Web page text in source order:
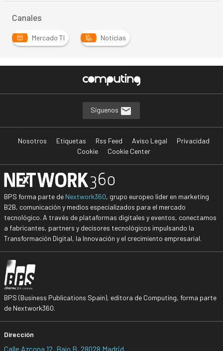
Canales
Mercado TI Noticias
Síguenos
Nosotros Etiquetas Rss Feed Aviso Legal
Privacidad
Cookie
Cookie Center
BPS forma parte de Nextwork360, grupo europeo líder en marketing
B2B, comunicación y medios especializados para el mercado
tecnológico. A través de plataformas digitales y eventos, conectamos
a fabricantes, partners y decisores tecnológicos impulsando la
Transformación Digital, la Innovación y el crecimiento empresarial.
BPS (Business Publications Spain), editora de Computing, forma parte
de Nextwork360.
Dirección
Calle Azcona 12, Bajo B, 28028 Madrid